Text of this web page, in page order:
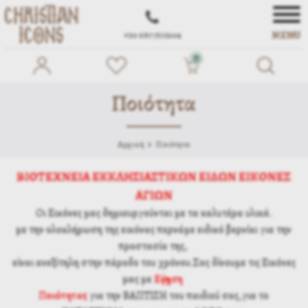
+30 697 7572104 MENU
0
Ποιότητα
Αρχική Ποιότητα
ΒΙΟΤΕΧΝΕΙΑ ΕΚΚΛΗΣΙΑΣΤΙΚΩΝ ΕΙΔΩΝ ΕΙΚΟΝΕΣ
ΑΓΙΩΝ
Οι Εικόνες μας δημιουργούνται με τα καλυτέρα υλικά.
με την ολοκλήρωση της εικόνας περνάμε ειδικό βερνίκι για την
προστασία της,
είναι ανεξίτηλη στην πάροδο του χρόνου.Σας δίνουμε τις Εικόνες
μας μεΕγγύηση
Ποιότηταςγια την ΒΑΠΤΙΣΗ του παιδιού σας,για το